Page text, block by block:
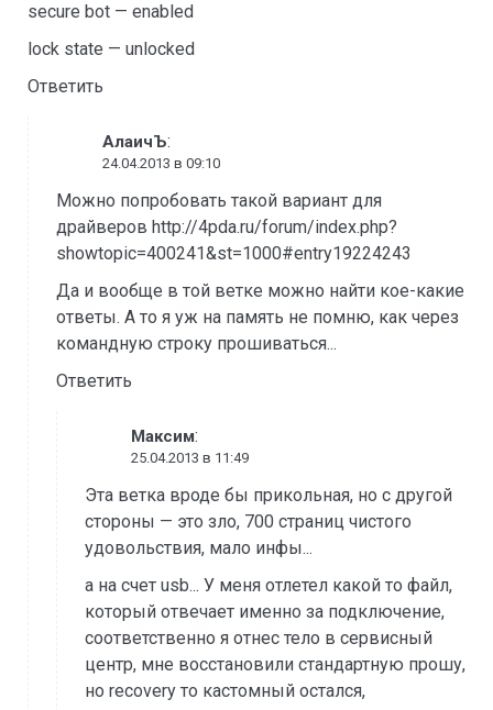
secure bot — enabled
lock state — unlocked
Ответить
АлаичЪ:
24.04.2013 в 09:10
Можно попробовать такой вариант для
драйверов http://4pda.ru/forum/index.php?
showtopic=400241&st=1000#entry19224243
Да и вообще в той ветке можно найти кое-какие
ответы. А то я уж на память не помню, как через
командную строку прошиваться...
Ответить
Максим:
25.04.2013 в 11:49
Эта ветка вроде бы прикольная, но с другой
стороны — это зло, 700 страниц чистого
удовольствия, мало инфы...
а на счет usb... У меня отлетел какой то файл,
который отвечает именно за подключение,
соответственно я отнес тело в сервисный
центр, мне восстановили стандартную прошу,
но recovery то кастомный остался,